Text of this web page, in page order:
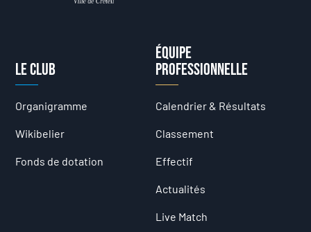
Le club
Organigramme
Wikibelier
Fonds de dotation
Équipe
professionnelle
Calendrier & Résultats
Classement
Effectif
Actualités
Live Match